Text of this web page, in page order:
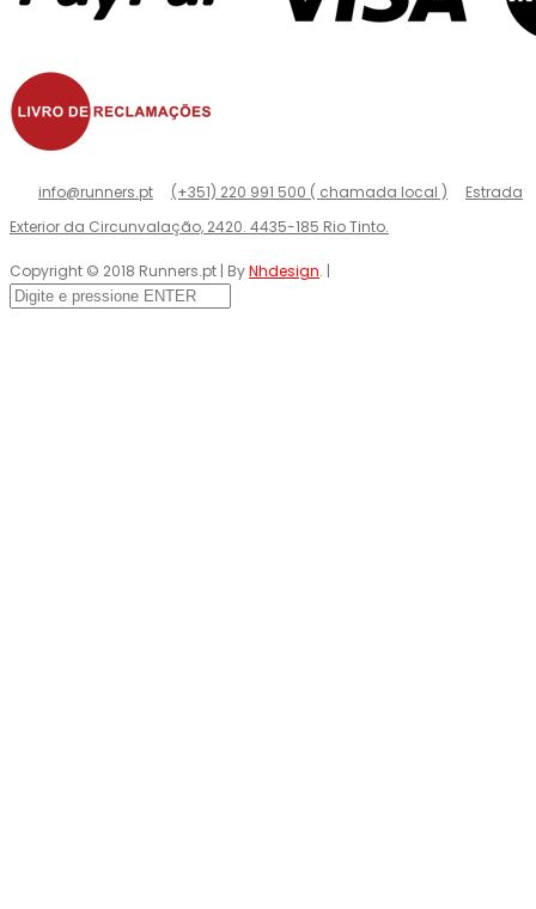
info@runners.pt (+351) 220 991 500 ( chamada local )
Estrada
Exterior da Circunvalação, 2420. 4435-185 Rio Tinto.
Copyright © 2018 Runners.pt | ByNhdesign. |